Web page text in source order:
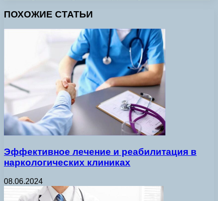
ПОХОЖИЕ СТАТЬИ
Эффективное лечение и реабилитация в
наркологических клиниках
08.06.2024